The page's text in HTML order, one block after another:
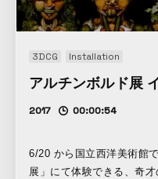
3DCG Installation
アルチンボルド展
2017 00:00:54
6/20 から国立西洋美術館
展」にて体験できる、奇